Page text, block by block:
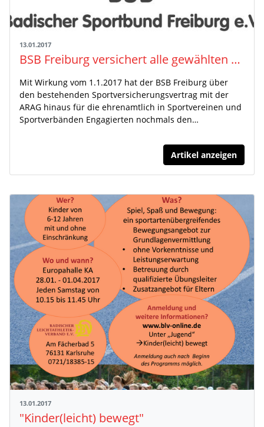
13.01.2017
BSB Freiburg versichert alle gewählten und berufenen Ehrenamtlichen in der VBG
Mit Wirkung vom 1.1.2017 hat der BSB Freiburg über
den bestehenden Sportversicherungsvertrag mit der
ARAG hinaus für die ehrenamtlich in Sportvereinen und
Sportverbänden Engagierten nochmals den…
Artikel anzeigen
13.01.2017
"Kinder(leicht) bewegt"